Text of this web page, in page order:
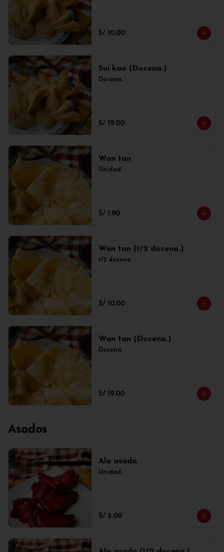
S/ 10.00
Sui kao (Docena.)
Docena.
S/ 19.00
Wan tan
Unidad.
S/ 1.90
Wan tan (1/2 docena.)
1/2 docena.
S/ 10.00
Wan tan (Docena.)
Docena.
S/ 19.00
Asados
Ala asada
Unidad.
S/ 5.00